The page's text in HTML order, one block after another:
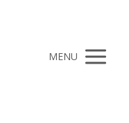
MENU